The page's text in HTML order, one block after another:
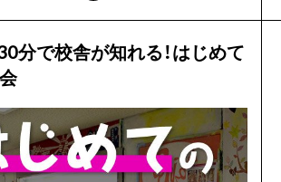
30分で校舎が知れる！はじめて